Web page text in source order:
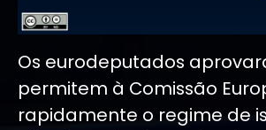
Os eurodeputados
permitem à Comissão
rapidamente o regime de